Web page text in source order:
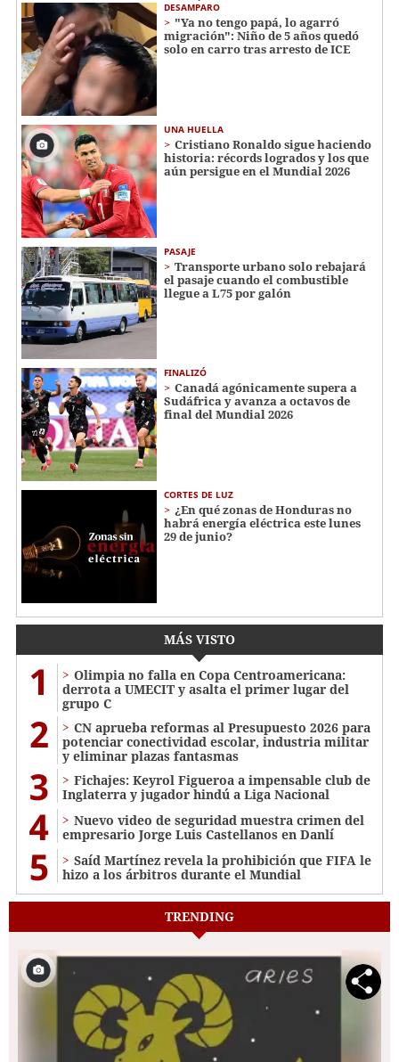
DESAMPARO
"Ya no tengo papá, lo agarró
migración": Niño de 5 años quedó
solo en carro tras arresto de ICE
UNA HUELLA
Cristiano Ronaldo sigue haciendo
historia: récords logrados y los que
aún persigue en el Mundial 2026
PASAJE
Transporte urbano solo rebajará
el pasaje cuando el combustible
llegue a L75 por galón
FINALIZÓ
Canadá agónicamente supera a
Sudáfrica y avanza a octavos de
final del Mundial 2026
CORTES DE LUZ
¿En qué zonas de Honduras no
habrá energía eléctrica este lunes
29 de junio?
MÁS VISTO
1
Olimpia no falla en Copa Centroamericana:
derrota a UMECIT y asalta el primer lugar del
grupo C
2
CN aprueba reformas al Presupuesto 2026 para
potenciar conectividad escolar, industria militar
y eliminar plazas fantasmas
3
Fichajes: Keyrol Figueroa a impensable club de
Inglaterra y jugador hindú a Liga Nacional
4
Nuevo video de seguridad muestra crimen del
empresario Jorge Luis Castellanos en Danlí
5
Saíd Martínez revela la prohibición que FIFA le
hizo a los árbitros durante el Mundial
TRENDING